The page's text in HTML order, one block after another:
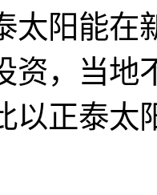
太阳能在
资，当地
以正泰太